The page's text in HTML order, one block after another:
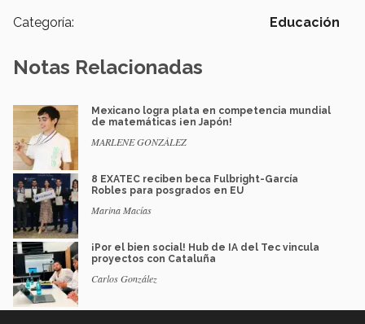
Categoría: Educación
Notas Relacionadas
Mexicano logra plata en competencia mundial
de matemáticas ¡en Japón!
MARLENE GONZÁLEZ
8 EXATEC reciben beca Fulbright-García
Robles para posgrados en EU
Marina Macías
¡Por el bien social! Hub de IA del Tec vincula
proyectos con Cataluña
Carlos González